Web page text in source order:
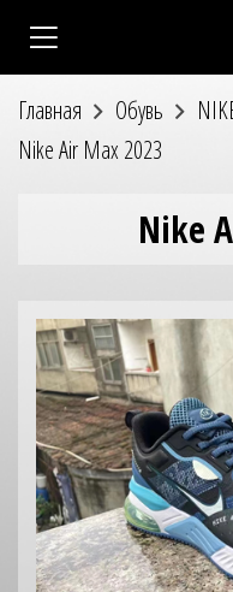
Главная Обувь
Nike Air Max 2023
Nike